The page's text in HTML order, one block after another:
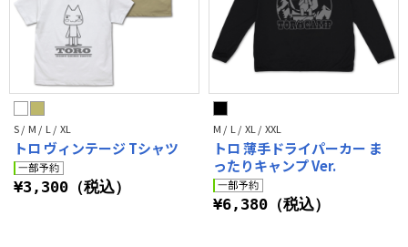
S / M / L / XL
トロ ヴィンテージ Tシャツ
¥3,300（税込）
M / L / XL / XXL
トロ 薄手ドライパーカー ま
ったりキャンプ Ver.
¥6,380（税込）